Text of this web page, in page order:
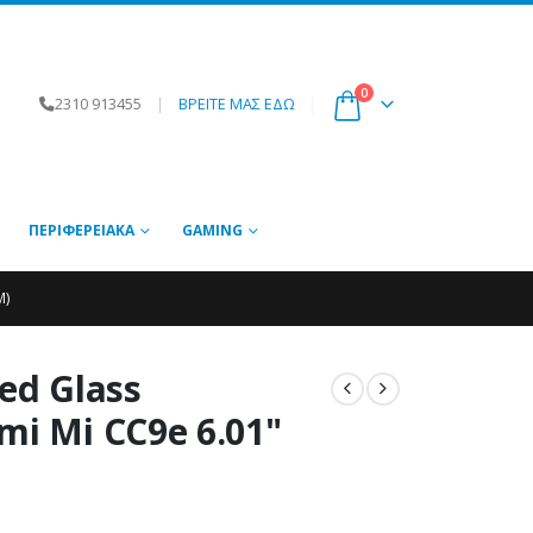
2310 913455 | ΒΡΕΙΤΕ ΜΑΣ ΕΔΩ
0
ΠΕΡΙΦΕΡΕΙΑΚΆ GAMING
Glass
Mi CC9e 6.01"